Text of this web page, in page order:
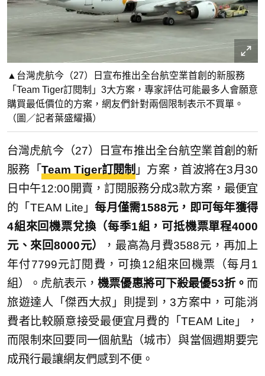
▲台灣虎航今（27）日宣布推出全台航空業首創的新服務
「Team Tiger訂閱制」3大方案，專家評估可能最多人會願意
購買最低價位的方案，網友們針對兩個限制表示不買單。
（圖／記者葉盛耀攝）
台灣虎航今（27）日宣布推出全台航空業首創的新
服務「 Team Tiger訂閱制 」方案，首波將在3月30
日中午12:00開賣，訂閱服務分成3款方案，最便宜
的「TEAM Lite」每月僅需1588元，即可每年獲得
4組來回機票兌換（每季1組，可抵機票單程4000
元、來回8000元）
，最高為月費3588元，再加上
年付7799元訂閱費，可換12組來回機票（每月1
組）。虎航表示，機票優惠將可下殺最優53折。 而
旅遊達人「傑西大叔」則提到，3方案中，可能消
費者比較願意接受最便宜月費的「TEAM Lite」，
而限制來回要同一個航點（城市）與當個週期要完
成飛行最讓網友們感到不便。